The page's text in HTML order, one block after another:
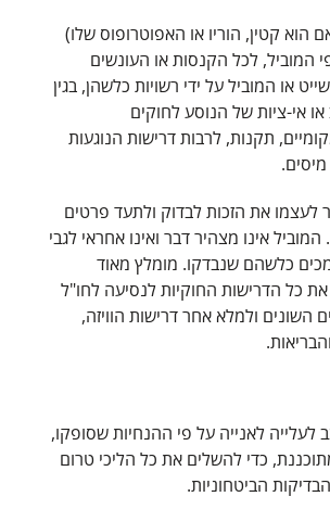
אם הוא קטין, הוריו או האפוטרופוס שלו)
המוביל, לכל הקנסות או העונשים
או המוביל על ידי רשויות כלשהן, בגין
אי-ציות של הנוסע לחוקים
תקנות, לרבות דרישות הנוגעות
לעצמו את הזכות לבדוק ולתעד פרטים
אינו מצהיר דבר ואינו אחראי לגבי
כלשהם שנבדקו. מומלץ מאוד
כל הדרישות החוקיות לנסיעה לחו"ל
השונים ולמלא אחר דרישות הוויזה,
לעלייה לאנייה על פי ההנחיות שסופקו,
כדי להשלים את כל הליכי טרום
הביטחוניות.